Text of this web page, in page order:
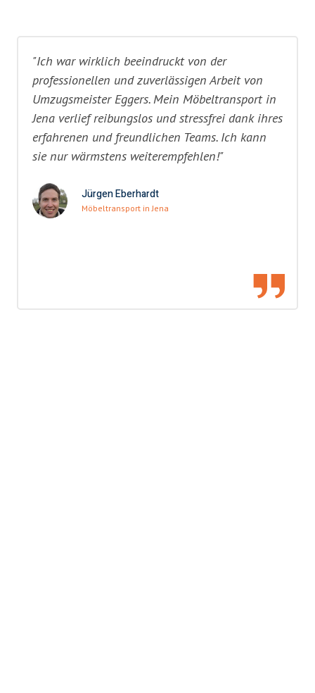
"Ich war wirklich beeindruckt von der
professionellen und zuverlässigen Arbeit von
Umzugsmeister Eggers. Mein Möbeltransport in
Jena verlief reibungslos und stressfrei dank ihres
erfahrenen und freundlichen Teams. Ich kann
sie nur wärmstens weiterempfehlen!"
Jürgen Eberhardt
Möbeltransport in Jena